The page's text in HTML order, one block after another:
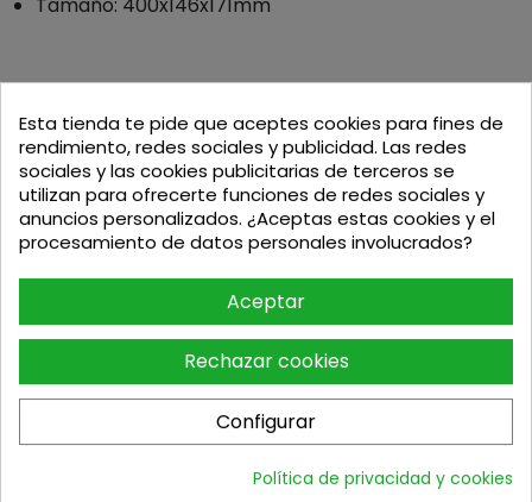
Podria interesarte
KIT DE MAQUINAS DE...
-1%
CORTASETOS UH006GZ XGT...
Precio
440,00€
Esta tienda te pide que aceptes cookies para fines de
rendimiento, redes sociales y publicidad. Las redes
sociales y las cookies publicitarias de terceros se
utilizan para ofrecerte funciones de redes sociales y
anuncios personalizados. ¿Aceptas estas cookies y el
procesamiento de datos personales involucrados?
Aceptar
Rechazar cookies
Configurar
Política de privacidad y cookies